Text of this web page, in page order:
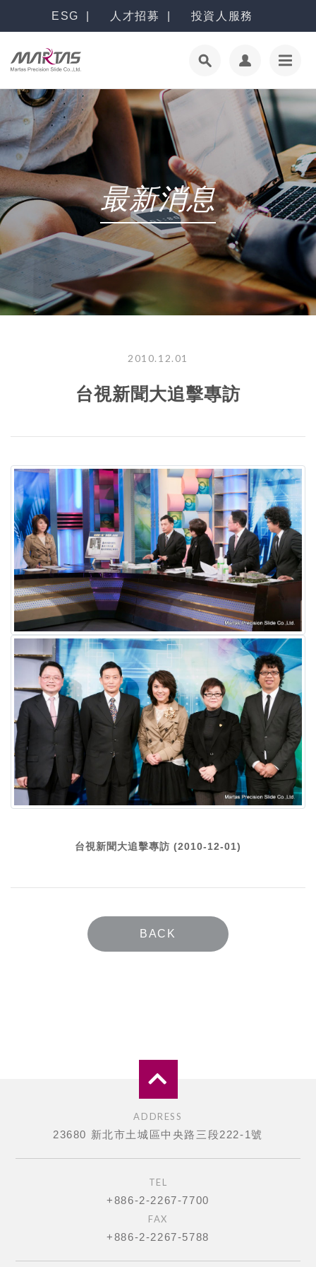
ESG 人才招募 投資人服務
最新消息
2010.12.01
台視新聞大追擊專訪
台視新聞大追擊專訪 (2010-12-01)
BACK
ADDRESS
23680 新北市土城區中央路三段222-1號
TEL
+886-2-2267-7700
FAX
+886-2-2267-5788